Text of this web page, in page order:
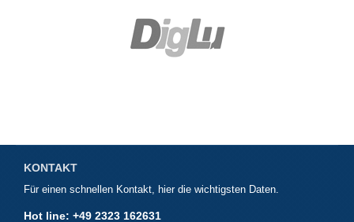
KONTAKT
Für einen schnellen Kontakt, hier die wichtigsten Daten.
Hot line: +49 2323 162631